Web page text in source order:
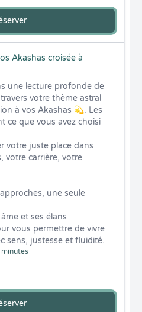
Akashas croisée à
une lecture profonde de
votre thème astral
à vos Akashas 💫. Les
ce que vous avez choisi
votre juste place dans
votre carrière, votre
une seule
et ses élans
vous permettre de vivre
sens, justesse et fluidité.